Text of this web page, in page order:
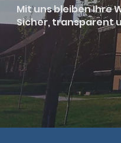
Mit uns bleiben Ihre
Sicher, transparent